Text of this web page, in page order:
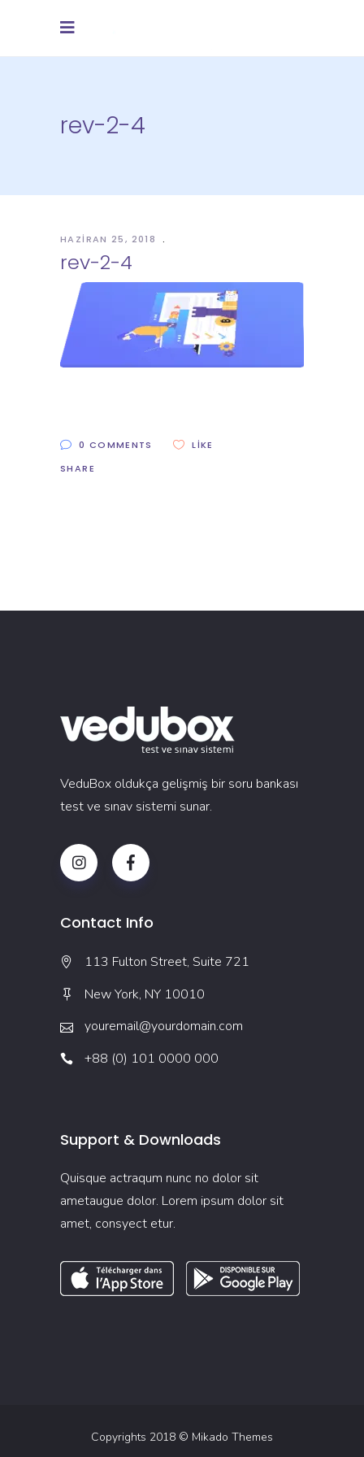
rev-2-4
HAZIRAN 25, 2018
rev-2-4
0 COMMENTS
LIKE
SHARE
VeduBox oldukça gelişmiş bir soru bankası
test ve sınav sistemi sunar.
Contact Info
113 Fulton Street, Suite 721
New York, NY 10010
youremail@yourdomain.com
+88 (0) 101 0000 000
Support & Downloads
Quisque actraqum nunc no dolor sit
ametaugue dolor. Lorem ipsum dolor sit
amet, consyect etur.
Copyrights 2018 © Mikado Themes